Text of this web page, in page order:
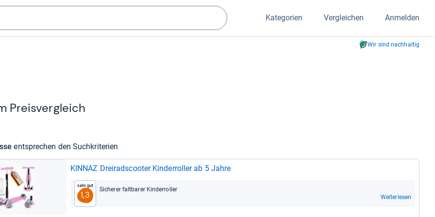
Suchen
Kategorien Vergleichen Anmelden
Wir sind nachhaltig
Preis­ver­gleich
ent­spre­chen den Such­kri­te­rien
KIN­NAZ Drei­rads­coo­ter Kin­der­rol­ler ab 5 Jahre
Sehr gut
1,3
Siche­rer falt­ba­rer Kin­der­rol­ler
Weiterlesen